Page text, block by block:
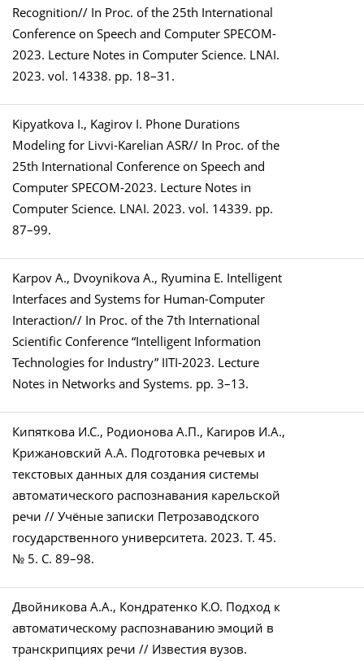
Recognition// In Proc. of the 25th International
Conference on Speech and Computer SPECOM-
2023. Lecture Notes in Computer Science. LNAI.
2023. vol. 14338. pp. 18–31.
Kipyatkova I., Kagirov I. Phone Durations
Modeling for Livvi-Karelian ASR// In Proc. of the
25th International Conference on Speech and
Computer SPECOM-2023. Lecture Notes in
Computer Science. LNAI. 2023. vol. 14339. pp.
87–99.
Karpov A., Dvoynikova A., Ryumina E. Intelligent
Interfaces and Systems for Human-Computer
Interaction// In Proc. of the 7th International
Scientific Conference “Intelligent Information
Technologies for Industry” IITI-2023. Lecture
Notes in Networks and Systems. pp. 3–13.
Кипяткова И.С., Родионова А.П., Кагиров И.А.,
Крижановский А.А. Подготовка речевых и
текстовых данных для создания системы
автоматического распознавания карельской
речи // Учёные записки Петрозаводского
государственного университета. 2023. Т. 45.
№ 5. С. 89–98.
Двойникова А.А., Кондратенко К.О. Подход к
автоматическому распознаванию эмоций в
транскрипциях речи // Известия вузов.